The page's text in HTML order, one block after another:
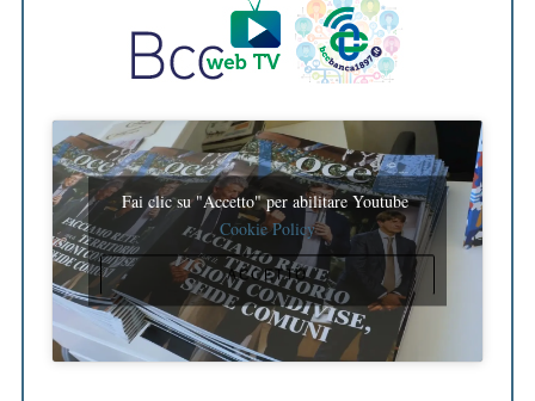
Fai clic su "Accetto" per abilitare Youtube
Cookie Policy
ACCETTO